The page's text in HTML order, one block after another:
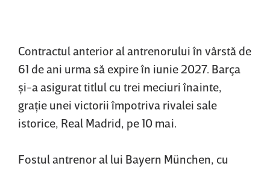
Contractul anterior al antrenorului în vârstă de
61 de ani urma să expire în iunie 2027. Barça
şi-a asigurat titlul cu trei meciuri înainte,
graţie unei victorii împotriva rivalei sale
istorice, Real Madrid, pe 10 mai.
Fostul antrenor al lui Bayern München, cu